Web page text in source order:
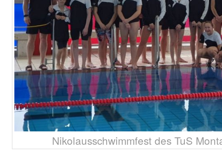
Nikolausschwimmfest des TuS